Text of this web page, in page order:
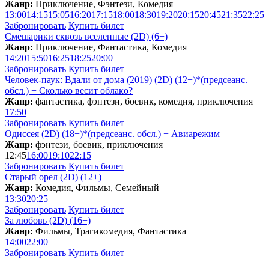
Жанр: Приключение, Фэнтези, Комедия
13:0014:1515:0516:2017:1518:0018:3019:2020:1520:4521:3522:25
Забронировать Купить билет
Смешарики сквозь вселенные (2D) (6+)
Жанр: Приключение, Фантастика, Комедия
14:2015:5016:2518:2520:00
Забронировать Купить билет
Человек-паук: Вдали от дома (2019) (2D) (12+)*(предсеанс.
обсл.) + Сколько весит облакo?
Жанр: фантастика, фэнтези, боевик, комедия, приключения
17:50
Забронировать Купить билет
Одиссея (2D) (18+)*(предсеанс. обсл.) + Aвиарежим
Жанр: фэнтези, боевик, приключения
12:4516:0019:1022:15
Забронировать Купить билет
Старый орел (2D) (12+)
Жанр: Комедия, Фильмы, Семейный
13:3020:25
Забронировать Купить билет
За любовь (2D) (16+)
Жанр: Фильмы, Трагикомедия, Фантастика
14:0022:00
Забронировать Купить билет